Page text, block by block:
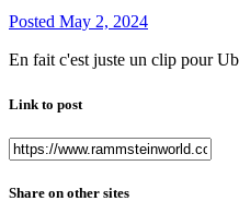
Posted May 2, 2024
En fait c'est juste un clip pour
Link to post
Share on other sites